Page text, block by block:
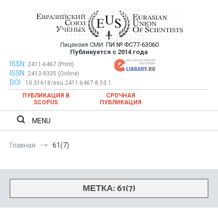
Евразийский Союз Ученых —
публикация научных статей в
ежемесячном научном журнале
Лицензия СМИ: ПИ № ФС77-63060
Публикуется с 2014 года
Евразийский Союз Ученых — публикация научных статей в
ежемесячном научном журнале
ISSN: 2411-6467 (Print)
ISSN: 2413-9335 (Online)
DOI:
10.31618/esu.2411-6467.8.53.1
ПУБЛИКАЦИЯ В
SCOPUS
СРОЧНАЯ
ПУБЛИКАЦИЯ
MENU
Главная 61(7)
МЕТКА:61(7)